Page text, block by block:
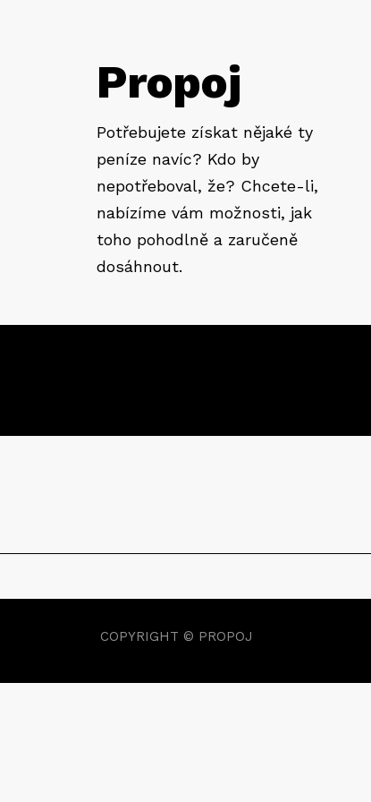
Propoj
Potřebujete získat nějaké ty
peníze navíc? Kdo by
nepotřeboval, že? Chcete-li,
nabízíme vám možnosti, jak
toho pohodlně a zaručeně
dosáhnout.
COPYRIGHT © PROPOJ